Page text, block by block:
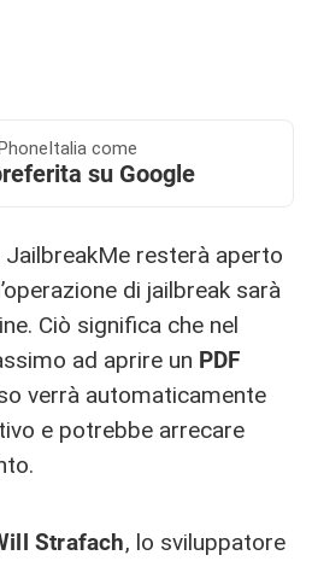
come
su Google
JailbreakMe resterà aperto
di jailbreak sarà
Ciò significa che nel
ad aprire un PDF
verrà automaticamente
e potrebbe arrecare
Strafach, lo sviluppatore